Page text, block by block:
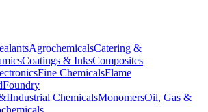
AgrochemicalsCatering &
Coatings & InksComposites
Fine ChemicalsFlame
Foundry
Industrial ChemicalsMonomersOil, Gas &